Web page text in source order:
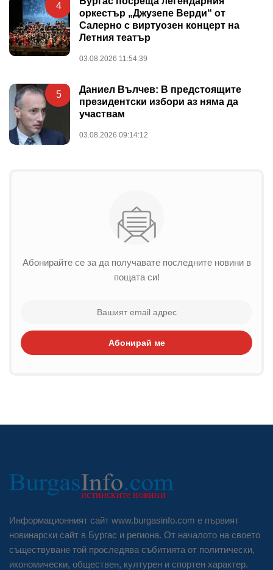
4
оркестър „Джузепе Верди“ от
Салерно с виртуозен концерт на
Летния театър
03.08.2026 11:54:39
5
Даниел Вълчев: В предстоящите
президентски избори аз няма да
участвам
03.08.2026 09:14:12
Абонирайте се за да получавате последните новини в
пощата си!
Абонирай ме
Информационният сайт www.burgasinfo.com е първият
новинарски сайт в Бургас и региона. От началото на своето
съществуване той проследява събитията от политически,
икономически, обществен, културен и спортен характер.